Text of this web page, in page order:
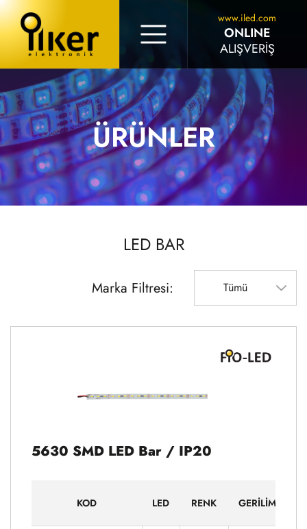
www.iled.com
ONLINE
ALIŞVERİŞ
ÜRÜNLER
LED BAR
Marka Filtresi: Tümü
5630 SMD LED Bar / IP20
KOD LED RENK GERILIM